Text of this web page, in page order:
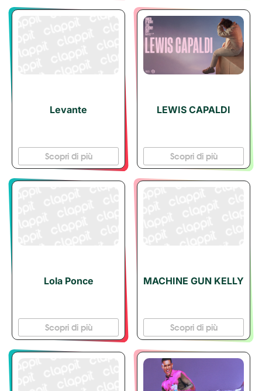
Levante
Scopri di più
LEWIS CAPALDI
Scopri di più
Lola Ponce
Scopri di più
MACHINE GUN KELLY
Scopri di più